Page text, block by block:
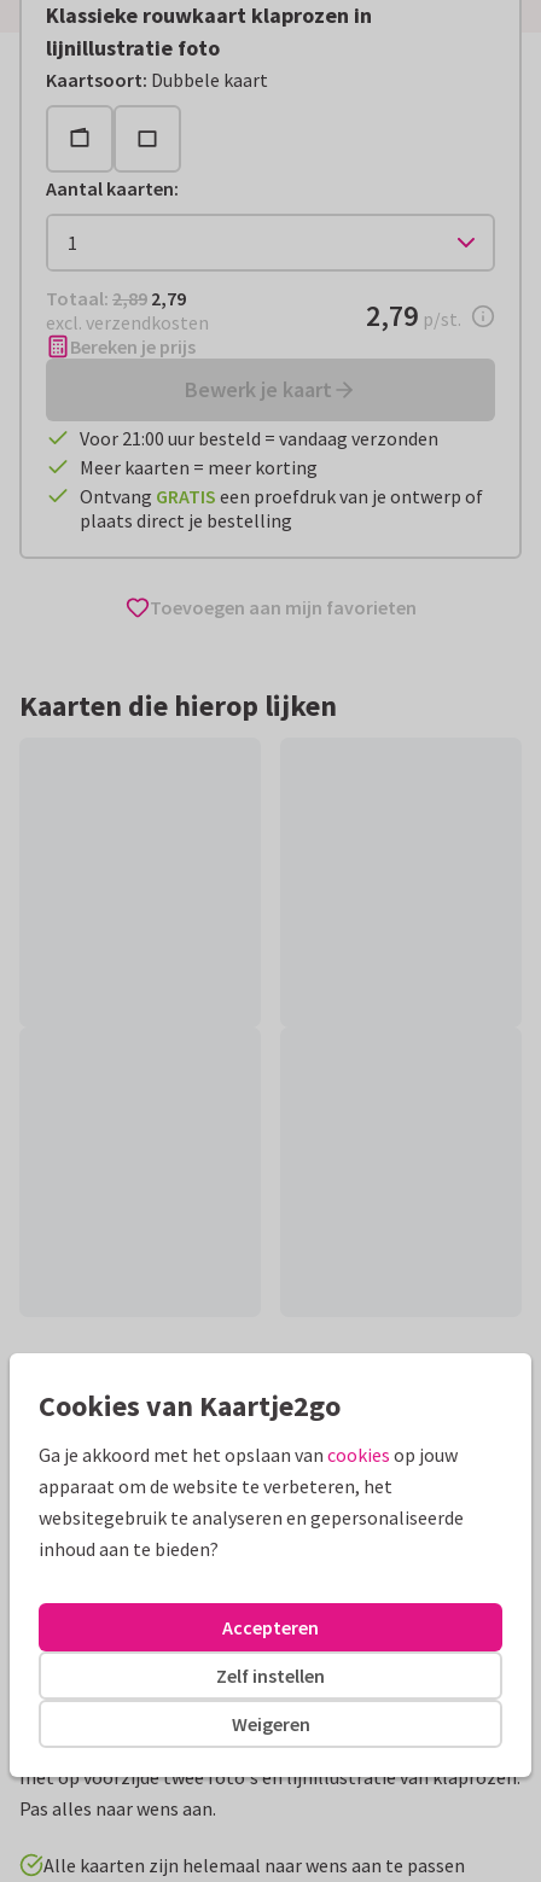
Klassieke rouwkaart klaprozen in
lijnillustratie foto
Kaartsoort: Dubbele kaart
Aantal kaarten:
Totaal: € 2,79
Totaal: 2,89 2,79
excl. verzendkosten
€ 2,79per stuk
2,79 p/st.
Bereken je prijs
Bewerk je kaart
Voor 21:00 uur besteld = vandaag verzonden
Meer kaarten = meer korting
Ontvang GRATIS een proefdruk van je ontwerp of
plaats direct je bestelling
Toevoegen aan mijn favorieten
Kaarten die hierop lijken
Productinformatie
Stijlvol klassieke trouwkaart minimalistisch vormgegeven
met op voorzijde twee foto's en lijnillustratie van klaprozen.
Pas alles naar wens aan.
Alle kaarten zijn helemaal naar wens aan te passen
Cookies van Kaartje2go
Ga je akkoord met het opslaan van cookies op jouw
apparaat om de website te verbeteren, het
websitegebruik te analyseren en gepersonaliseerde
inhoud aan te bieden?
Weigeren
Zelf instellen
Accepteren